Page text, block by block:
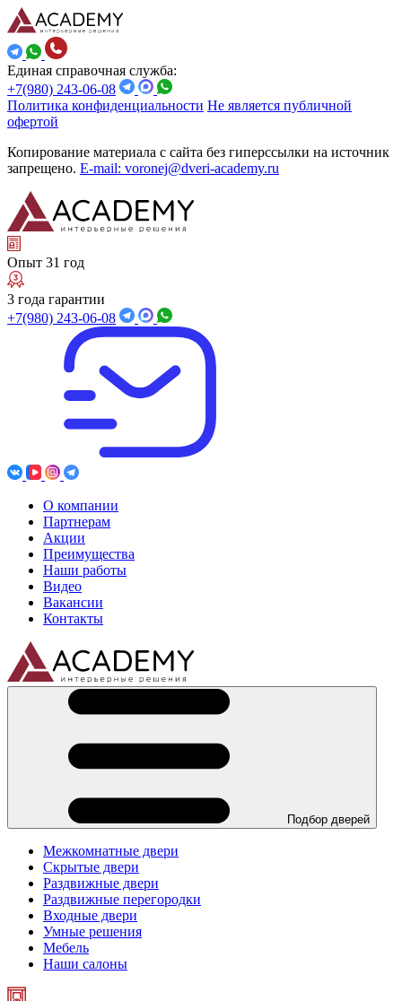
Единая справочная служба:
+7(980) 243-06-08
Политика конфиденциальности Не является публичной
офертой
Копирование материала с сайта без гиперссылки на источник
запрещено. E-mail: voronej@dveri-academy.ru
Опыт 31 год
3 года гарантии
+7(980) 243-06-08
О компании
Партнерам
Акции
Преимущества
Наши работы
Видео
Вакансии
Контакты
Подбор дверей
Межкомнатные двери
Скрытые двери
Раздвижные двери
Раздвижные перегородки
Входные двери
Умные решения
Мебель
Наши салоны